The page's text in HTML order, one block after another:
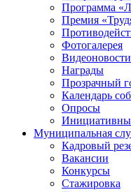
Программа
Премия
Фотогалерея
Видеоновости
Награды
Прозрачный
Календарь
Опросы
Муниципальная
Кадровый
Вакансии
Конкурсы
Стажировка